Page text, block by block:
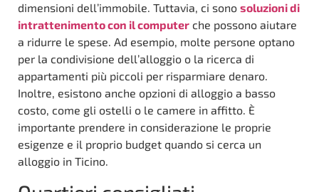
dimensioni dell’immobile. Tuttavia, ci sono soluzioni di
intrattenimento con il computer che possono aiutare
a ridurre le spese. Ad esempio, molte persone optano
per la condivisione dell’alloggio o la ricerca di
appartamenti più piccoli per risparmiare denaro.
Inoltre, esistono anche opzioni di alloggio a basso
costo, come gli ostelli o le camere in affitto. È
importante prendere in considerazione le proprie
esigenze e il proprio budget quando si cerca un
alloggio in Ticino.